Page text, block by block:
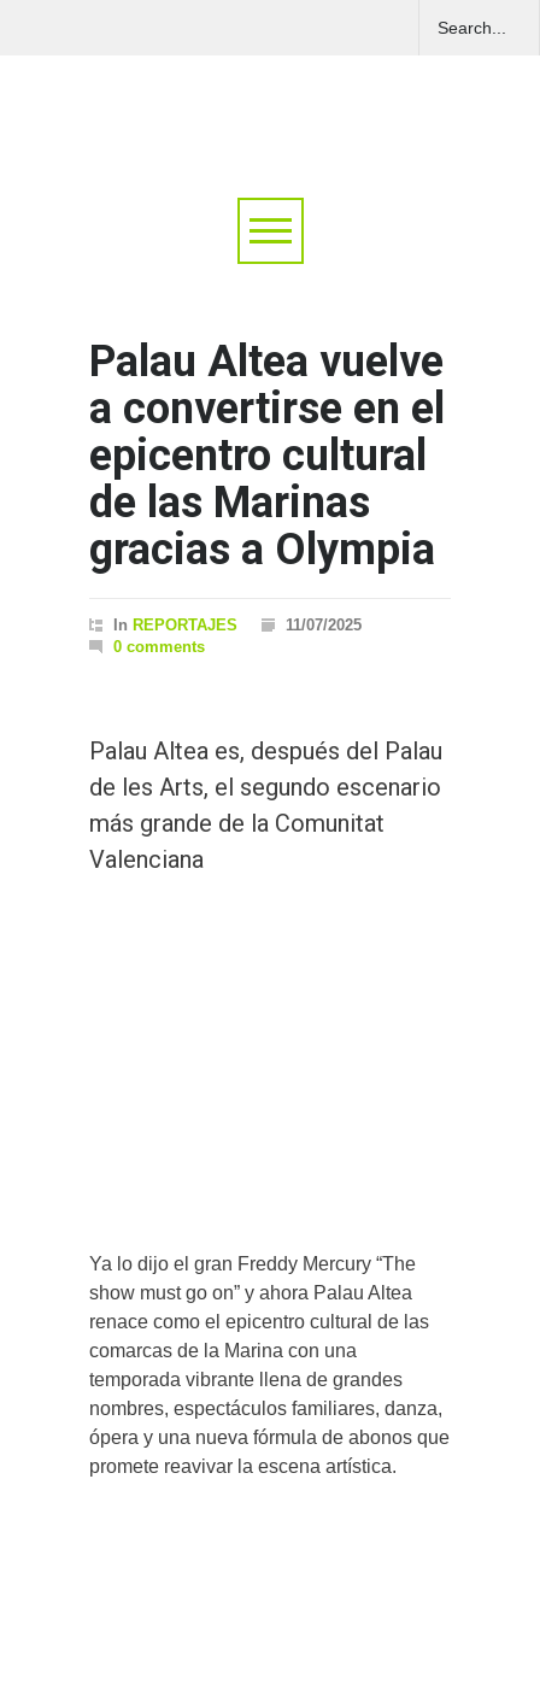
Palau Altea vuelve
a convertirse en el
epicentro cultural
de las Marinas
gracias a Olympia
In REPORTAJES
11/07/2025
0 comments
Palau Altea es, después del Palau
de les Arts, el segundo escenario
más grande de la Comunitat
Valenciana
Ya lo dijo el gran Freddy Mercury “The
show must go on” y ahora Palau Altea
renace como el epicentro cultural de las
comarcas de la Marina con una
temporada vibrante llena de grandes
nombres, espectáculos familiares, danza,
ópera y una nueva fórmula de abonos que
promete reavivar la escena artística.